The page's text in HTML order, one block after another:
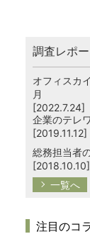
調査レポー
オフィスカ
月
[2022.7.24]
企業のテレ
[2019.11.12]
総務担当者
[2018.10.10]
一覧へ
注目のコ